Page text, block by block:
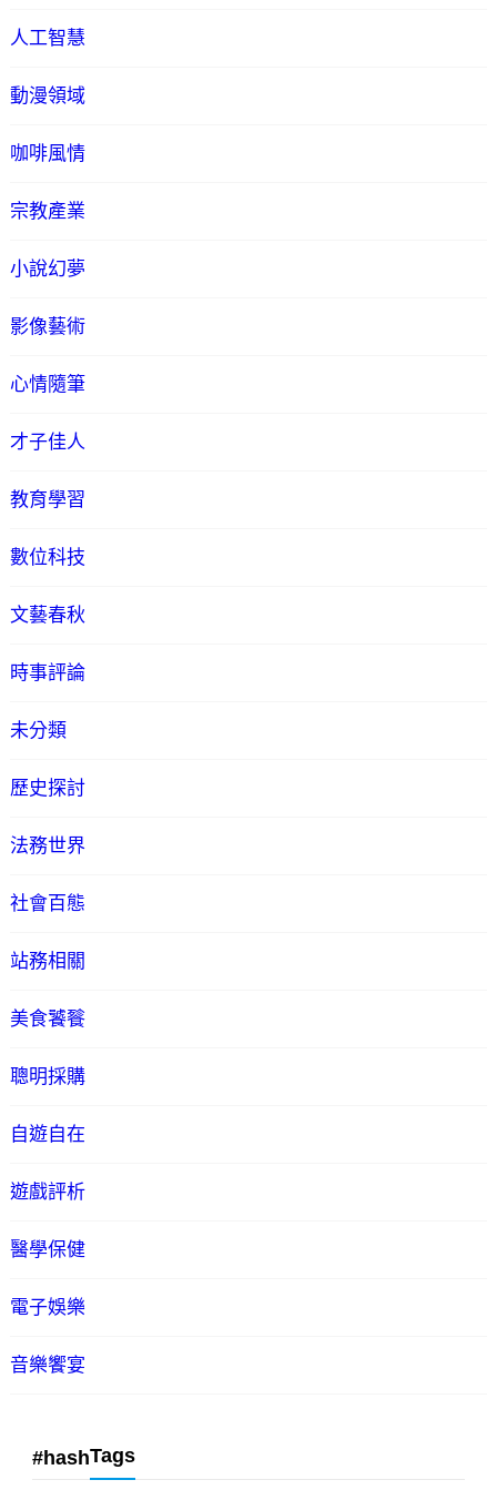
人工智慧
動漫領域
咖啡風情
宗教產業
小說幻夢
影像藝術
心情隨筆
才子佳人
教育學習
數位科技
文藝春秋
時事評論
未分類
歷史探討
法務世界
社會百態
站務相關
美食饕餮
聰明採購
自遊自在
遊戲評析
醫學保健
電子娛樂
音樂饗宴
#hashTags